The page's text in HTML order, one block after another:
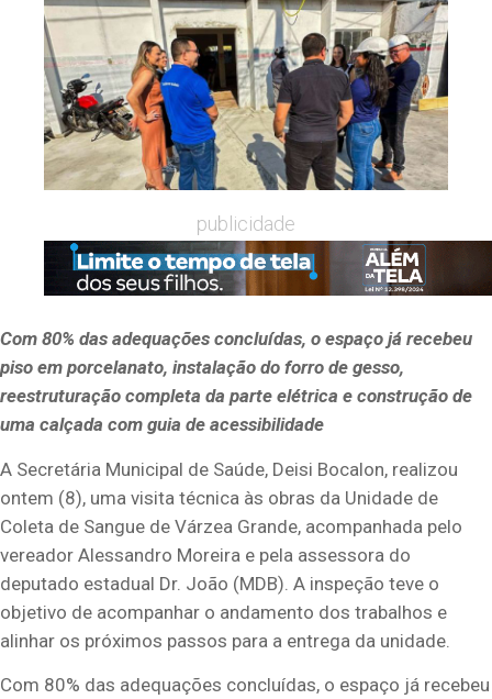
publicidade
Com 80% das adequações concluídas, o espaço já recebeu
piso em porcelanato, instalação do forro de gesso,
reestruturação completa da parte elétrica e construção de
uma calçada com guia de acessibilidade
A Secretária Municipal de Saúde, Deisi Bocalon, realizou
ontem (8), uma visita técnica às obras da Unidade de
Coleta de Sangue de Várzea Grande, acompanhada pelo
vereador Alessandro Moreira e pela assessora do
deputado estadual Dr. João (MDB). A inspeção teve o
objetivo de acompanhar o andamento dos trabalhos e
alinhar os próximos passos para a entrega da unidade.
Com 80% das adequações concluídas, o espaço já recebeu